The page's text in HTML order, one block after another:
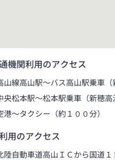
機関利用のアクセス
山線高山駅～バス高山駅乗車
央松本駅～松本駅乗車（新穂
港～タクシー（約１００分）
用のアクセス
陸自動車道高山ＩＣから国道